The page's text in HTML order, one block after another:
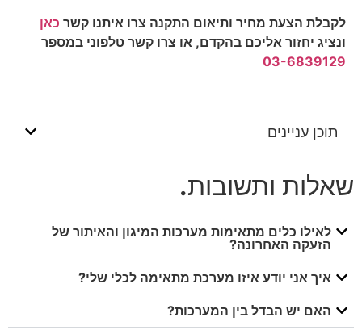
לקבלת הצעת מחיר ותיאום התקנה צרו איתנו קשר כאן
ונציג יחזור אליכם בהקדם, או צרו קשר טלפוני במספר
03-6839129
תוכן עניינים
שאלות ותשובות.
לאילו כלים מתאימות מערכות המיגון והאיתור של
הזעקה האחרונה?
איך אני יודע איזו מערכת מתאימה לכלי שלי?
האם יש הבדל בין המערכות?